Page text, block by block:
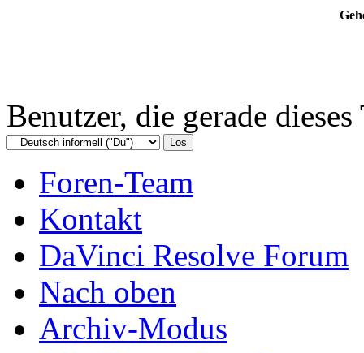
Benutzer, die gerade
Foren-Team
Kontakt
DaVinci Resolve Forum
Nach oben
Archiv-Modus